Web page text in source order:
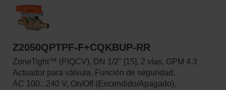
Z2050QPTPF-F+CQKBUP-RR
ZoneTight™ (PIQCV), DN 1/2" [15], 2 vías, GPM 4.3
Actuador para válvula, Función de seguridad,
AC 100...240 V, On/Off (Encendido/Apagado),